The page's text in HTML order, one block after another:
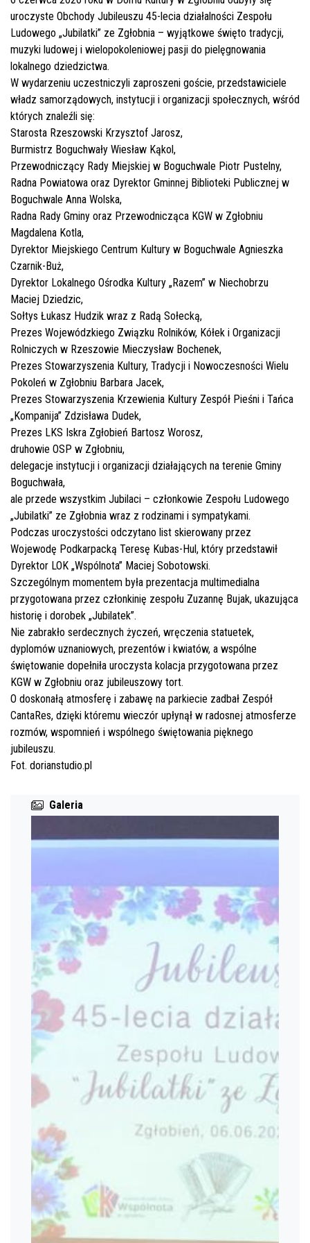
uroczyste Obchody Jubileuszu 45-lecia działalności Zespołu
Ludowego „Jubilatki” ze Zgłobnia – wyjątkowe święto tradycji,
muzyki ludowej i wielopokoleniowej pasji do pielęgnowania
lokalnego dziedzictwa.
W wydarzeniu uczestniczyli zaproszeni goście, przedstawiciele
władz samorządowych, instytucji i organizacji społecznych, wśród
których znaleźli się:
Starosta Rzeszowski Krzysztof Jarosz,
Burmistrz Boguchwały Wiesław Kąkol,
Przewodniczący Rady Miejskiej w Boguchwale Piotr Pustelny,
Radna Powiatowa oraz Dyrektor Gminnej Biblioteki Publicznej w
Boguchwale Anna Wolska,
Radna Rady Gminy oraz Przewodnicząca KGW w Zgłobniu
Magdalena Kotla,
Dyrektor Miejskiego Centrum Kultury w Boguchwale Agnieszka
Czarnik-Buż,
Dyrektor Lokalnego Ośrodka Kultury „Razem” w Niechobrzu
Maciej Dziedzic,
Sołtys Łukasz Hudzik wraz z Radą Sołecką,
Prezes Wojewódzkiego Związku Rolników, Kółek i Organizacji
Rolniczych w Rzeszowie Mieczysław Bochenek,
Prezes Stowarzyszenia Kultury, Tradycji i Nowoczesności Wielu
Pokoleń w Zgłobniu Barbara Jacek,
Prezes Stowarzyszenia Krzewienia Kultury Zespół Pieśni i Tańca
„Kompanija” Zdzisława Dudek,
Prezes LKS Iskra Zgłobień Bartosz Worosz,
druhowie OSP w Zgłobniu,
delegacje instytucji i organizacji działających na terenie Gminy
Boguchwała,
ale przede wszystkim Jubilaci – członkowie Zespołu Ludowego
„Jubilatki” ze Zgłobnia wraz z rodzinami i sympatykami.
Podczas uroczystości odczytano list skierowany przez
Wojewodę Podkarpacką Teresę Kubas-Hul, który przedstawił
Dyrektor LOK „Wspólnota” Maciej Sobotowski.
Szczególnym momentem była prezentacja multimedialna
przygotowana przez członkinię zespołu Zuzannę Bujak, ukazująca
historię i dorobek „Jubilatek”.
Nie zabrakło serdecznych życzeń, wręczenia statuetek,
dyplomów uznaniowych, prezentów i kwiatów, a wspólne
świętowanie dopełniła uroczysta kolacja przygotowana przez
KGW w Zgłobniu oraz jubileuszowy tort.
O doskonałą atmosferę i zabawę na parkiecie zadbał Zespół
CantaRes, dzięki któremu wieczór upłynął w radosnej atmosferze
rozmów, wspomnień i wspólnego świętowania pięknego
jubileuszu.
Fot. dorianstudio.pl
Galeria